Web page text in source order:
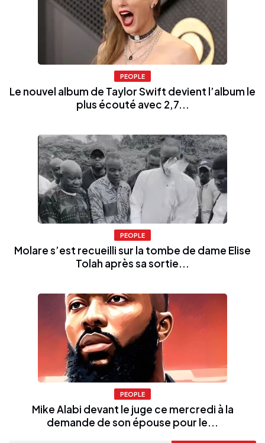
PEOPLE
Le nouvel album de Taylor Swift devient l’album le
plus écouté avec 2,7...
PEOPLE
Molare s’est recueilli sur la tombe de dame Elise
Tolah après sa sortie...
PEOPLE
Mike Alabi devant le juge ce mercredi à la
demande de son épouse pour le...